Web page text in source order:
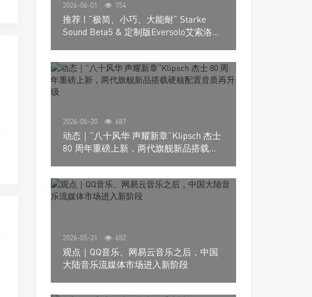
2026-06-01 754
推荐 | “极简、小巧、大能耐” Starke
Sound Beta5 & 定制版Eversolo艾索洛
2026-05-20 687
动态｜”八十风华 声耀新章“Klipsch 杰士
80 周年重磅上新，两代旗舰新品搭载硬
2026-05-31 652
观点｜QQ音乐、网易云音乐之后，中国
大陆音乐流媒体市场进入新阶段